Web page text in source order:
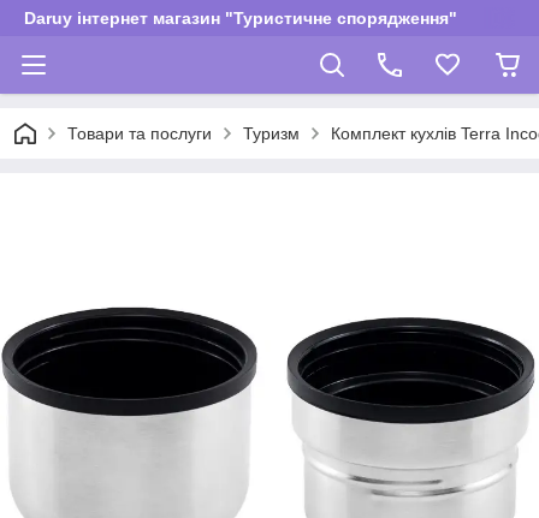
Daruy інтернет магазин "Туристичне спорядження"
Товари та послуги Туризм Комплект кухлів Terra